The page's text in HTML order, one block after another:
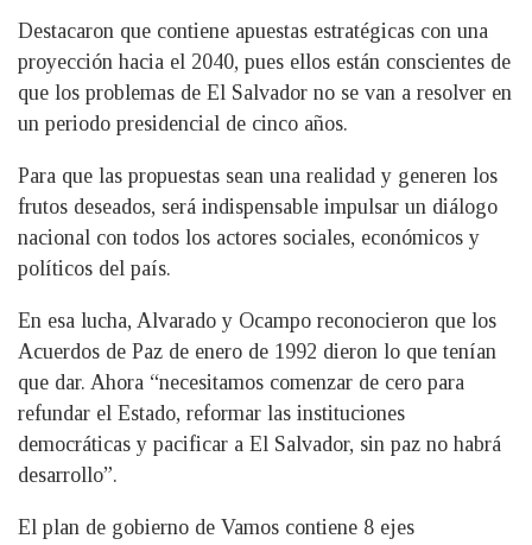
Destacaron que contiene apuestas estratégicas con una
proyección hacia el 2040, pues ellos están conscientes de
que los problemas de El Salvador no se van a resolver en
un periodo presidencial de cinco años.
Para que las propuestas sean una realidad y generen los
frutos deseados, será indispensable impulsar un diálogo
nacional con todos los actores sociales, económicos y
políticos del país.
En esa lucha, Alvarado y Ocampo reconocieron que los
Acuerdos de Paz de enero de 1992 dieron lo que tenían
que dar. Ahora “necesitamos comenzar de cero para
refundar el Estado, reformar las instituciones
democráticas y pacificar a El Salvador, sin paz no habrá
desarrollo”.
El plan de gobierno de Vamos contiene 8 ejes